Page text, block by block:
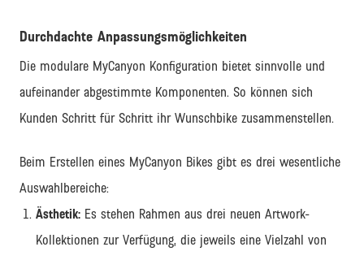
Durchdachte Anpassungsmöglichkeiten
Die modulare MyCanyon Konfiguration bietet sinnvolle und
aufeinander abgestimmte Komponenten. So können sich
Kunden Schritt für Schritt ihr Wunschbike zusammenstellen.
Beim Erstellen eines MyCanyon Bikes gibt es drei wesentliche
Auswahlbereiche:
Ästhetik: Es stehen Rahmen aus drei neuen Artwork-
Kollektionen zur Verfügung, die jeweils eine Vielzahl von